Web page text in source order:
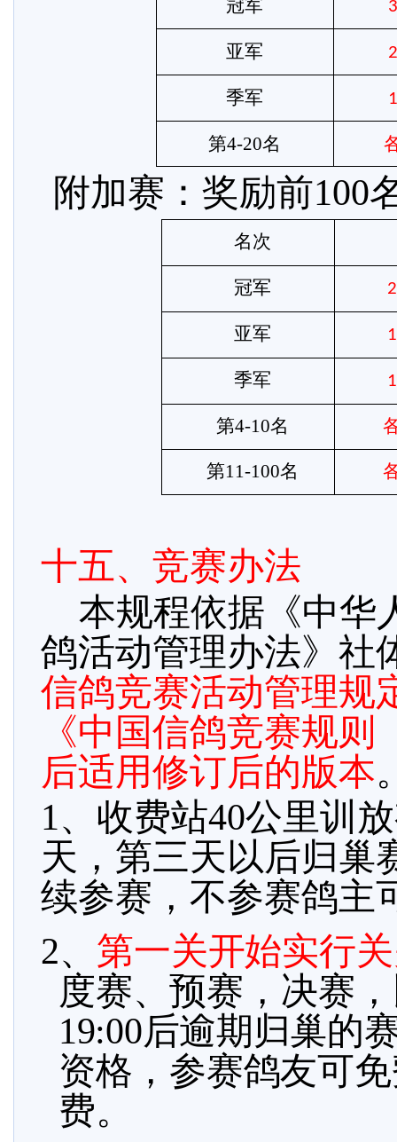
冠军
亚军
季军
第4-20名
附加赛：奖励前100
名次
冠军
亚军
季军
第4-10名
第11-100名
十五、竞赛办法
本规程依据《中华
鸽活动管理办法》社
信鸽竞赛活动管理规
《中国信鸽竞赛规则
后适用修订后的版本
1、收费站40公里训
天，第三天以后归巢
续参赛，不参赛鸽主
2、 第一关开始实行
度赛、预赛，决赛
19:00后逾期归巢的
资格，参赛鸽友可免
费。